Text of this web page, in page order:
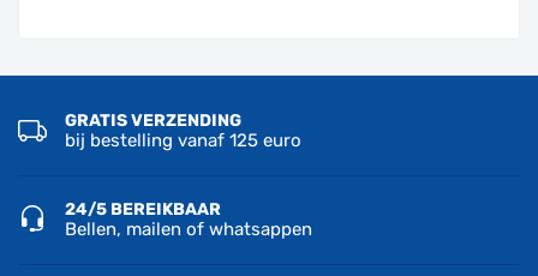
GRATIS VERZENDING
bij bestelling vanaf 125 euro
24/5 BEREIKBAAR
Bellen, mailen of whatsappen